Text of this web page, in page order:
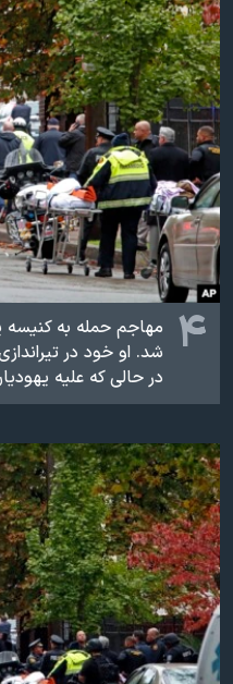
۴
مهاجم حمله به کنیسه
شد. او خود در
در حالی که علیه